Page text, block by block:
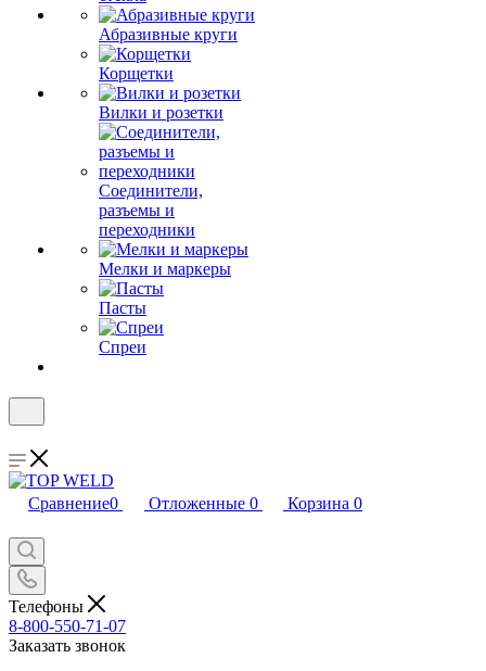
Абразивные круги
Корщетки
Вилки и розетки
Соединители,
разъемы и
переходники
Мелки и маркеры
Пасты
Спреи
Сравнение0 Отложенные 0 Корзина 0
Телефоны
8-800-550-71-07
Заказать звонок